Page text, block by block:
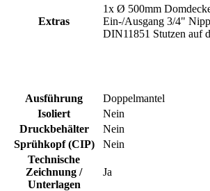
Extras
1x Ø 500mm
Ein-/Ausgang 3/4"
DIN11851 Stutzen auf
Ausführung
Doppelmantel
Isoliert
Nein
Druckbehälter
Nein
Sprühkopf (CIP)
Nein
Technische
Zeichnung /
Unterlagen
Ja